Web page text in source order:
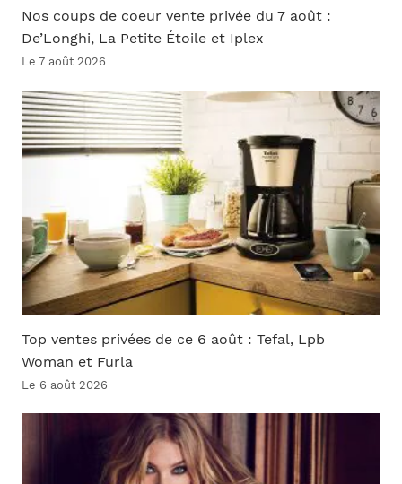
Nos coups de coeur vente privée du 7 août :
De’Longhi, La Petite Étoile et Iplex
Le 7 août 2026
Top ventes privées de ce 6 août : Tefal, Lpb
Woman et Furla
Le 6 août 2026